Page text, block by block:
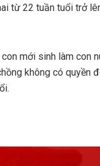
từ 22 tuần tuổi trở
mới sinh làm con
không có quyền